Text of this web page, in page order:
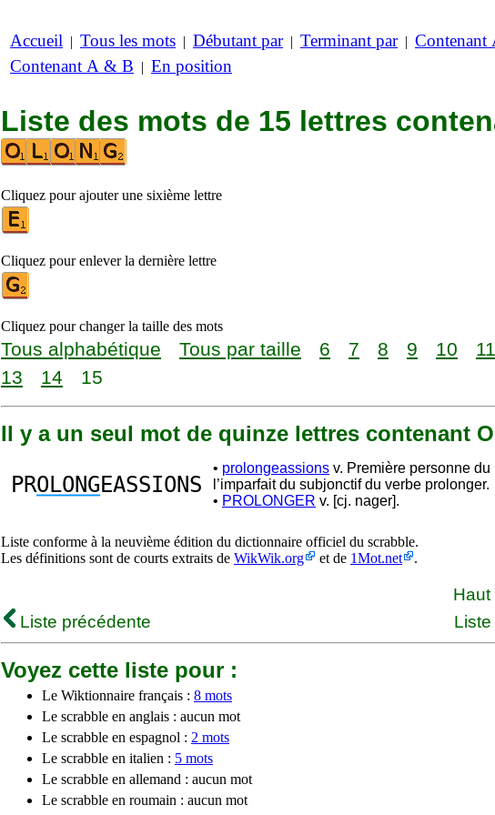
Accueil | Tous les mots | Débutant par| Terminant par| Contenant
Contenant A & B | En position
Liste des mots de 15 lettres
Cliquez pour ajouter une sixième lettre
Cliquez pour enlever la dernière lettre
Cliquez pour changer la taille des mots
Tous alphabétique Tous par taille 6 7 8 9 10 11
13
14 15
Il y a un seul mot de quinze lettres contenant
PROLONGEASSIONS
• prolongeassions v. Première personne
l’imparfait du subjonctif du verbe prolonger.
• PROLONGER v. [cj. nager].
Liste conforme à la neuvième édition du dictionnaire officiel du scrabble.
Les définitions sont de courts extraits de WikWik.org et de 1Mot.net .
Haut
Liste précédente
Voyez cette liste pour :
Le Wiktionnaire français : 8 mots
Le scrabble en anglais : aucun mot
Le scrabble en espagnol : 2 mots
Le scrabble en italien : 5 mots
Le scrabble en allemand : aucun mot
Le scrabble en roumain : aucun mot